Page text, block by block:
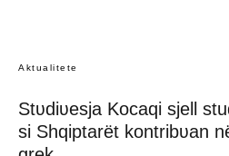
Aktualitete
Stʋdiʋesja Kocaqi sjell
si Shqiptarët kontribʋan